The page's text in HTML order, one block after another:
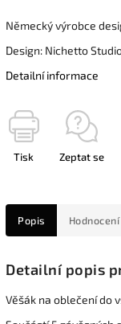
Německý výrobce
Design: Nichetto
Detailní informace
Tisk Zeptat se
Popis Hodnocení
Detailní popis
Věšák na oblečení do